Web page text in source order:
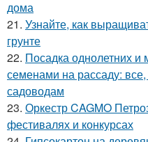
дома
21. Узнайте, как
грунте
22. Посадка однолетних и
семенами на рассаду:
садоводам
23. Оркестр CAGMO
фестивалях и конкурсах